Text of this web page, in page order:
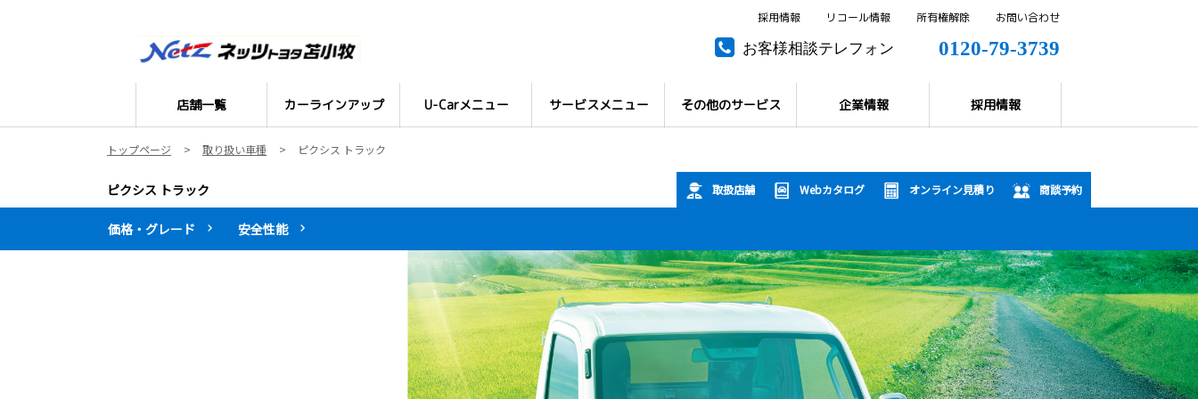
お客様相談テレフォン 0120-79-3739
店舗一覧 カーラインアップ U-Carメニュー サービスメニュー その他のサービス 企業情報 採用情報
採用情報 リコール情報 所有権解除 お問い合わせ
トップページ 取り扱い車種 ピクシス トラック
ピクシス トラック 取扱店舗 Webカタログ オンライン見積り 商談予約
価格・グレード 安全性能